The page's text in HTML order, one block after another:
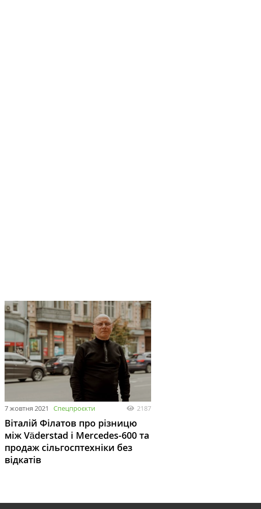
7 жовтня 2021 Спецпроєкти 2187
Віталій Філатов про різницю
між Väderstad і Mercedes-600 та
продаж сільгосптехніки без
відкатів